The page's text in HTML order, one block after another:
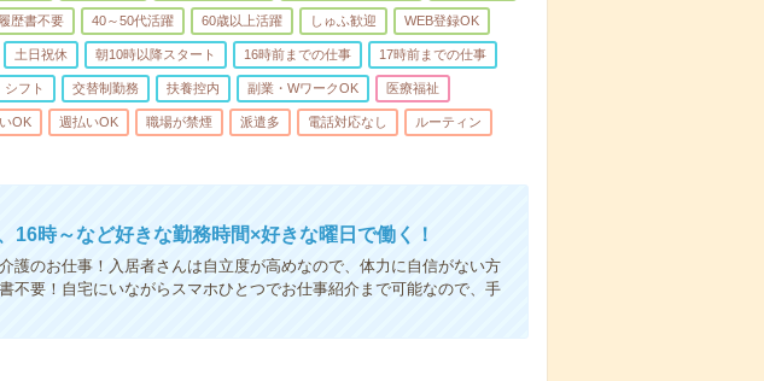
履歴書不要 40～50代活躍 60歳以上活躍 しゅふ歓迎 WEB登録OK
土日祝休 朝10時以降スタート 16時前までの仕事 17時前までの仕事
シフト 交替制勤務 扶養控内 副業・WワークOK 医療福祉
OK 週払いOK 職場が禁煙 派遣多 電話対応なし ルーティン
16時～など好きな勤務時間×好きな曜日で働く！
護のお仕事！入居者さんは自立度が高めなので、体力に自信がない方
不要！自宅にいながらスマホひとつでお仕事紹介まで可能なので、手